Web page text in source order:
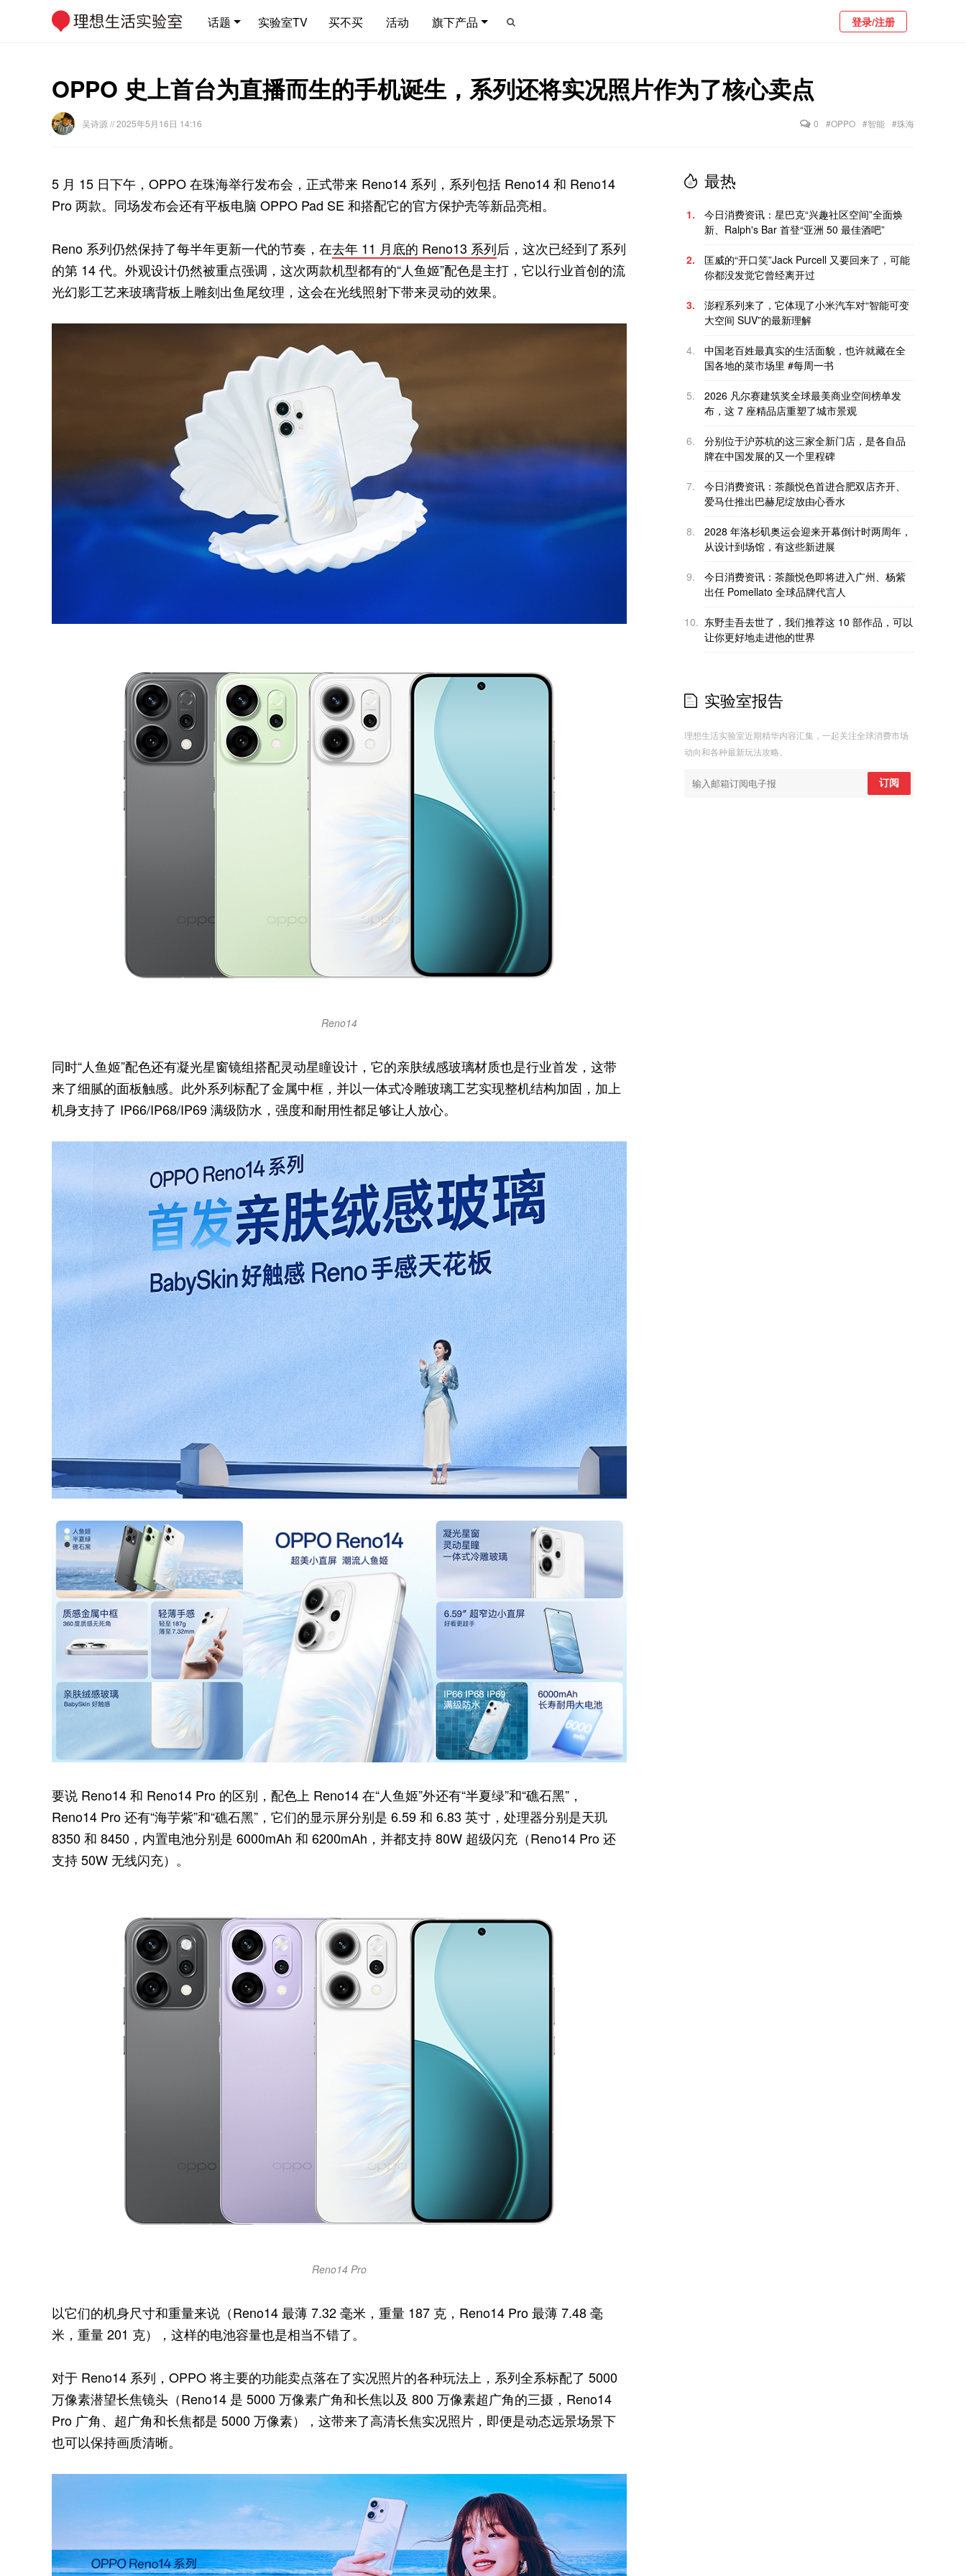
话题 实验室TV 买不买 活动 旗下产品 登录/注册
OPPO 史上首台为直播而生的手机诞生，系列还将实况照片作为了核心卖点
吴诗源 // 2025年5月16日 14:16 0 #OPPO #智能 #珠海
5 月 15 日下午，OPPO 在珠海举行发布会，正式带来 Reno14 系列，系列包括 Reno14 和 Reno14
Pro 两款。同场发布会还有平板电脑 OPPO Pad SE 和搭配它的官方保护壳等新品亮相。
Reno 系列仍然保持了每半年更新一代的节奏，在去年 11 月底的 Reno13 系列后，这次已经到了系列
的第 14 代。外观设计仍然被重点强调，这次两款机型都有的“人鱼姬”配色是主打，它以行业首创的流
光幻影工艺来玻璃背板上雕刻出鱼尾纹理，这会在光线照射下带来灵动的效果。
Reno14
同时“人鱼姬”配色还有凝光星窗镜组搭配灵动星瞳设计，它的亲肤绒感玻璃材质也是行业首发，这带
来了细腻的面板触感。此外系列标配了金属中框，并以一体式冷雕玻璃工艺实现整机结构加固，加上
机身支持了 IP66/IP68/IP69 满级防水，强度和耐用性都足够让人放心。
要说 Reno14 和 Reno14 Pro 的区别，配色上 Reno14 在“人鱼姬”外还有“半夏绿”和“礁石黑”，
Reno14 Pro 还有“海芋紫”和“礁石黑”，它们的显示屏分别是 6.59 和 6.83 英寸，处理器分别是天玑
8350 和 8450，内置电池分别是 6000mAh 和 6200mAh，并都支持 80W 超级闪充（Reno14 Pro 还
支持 50W 无线闪充）。
Reno14 Pro
以它们的机身尺寸和重量来说（Reno14 最薄 7.32 毫米，重量 187 克，Reno14 Pro 最薄 7.48 毫
米，重量 201 克），这样的电池容量也是相当不错了。
对于 Reno14 系列，OPPO 将主要的功能卖点落在了实况照片的各种玩法上，系列全系标配了 5000
万像素潜望长焦镜头（Reno14 是 5000 万像素广角和长焦以及 800 万像素超广角的三摄，Reno14
Pro 广角、超广角和长焦都是 5000 万像素），这带来了高清长焦实况照片，即便是动态远景场景下
也可以保持画质清晰。
最热
1.
今日消费资讯：星巴克“兴趣社区空间”全面焕
新、Ralph's Bar 首登“亚洲 50 最佳酒吧”
2.
匡威的“开口笑”Jack Purcell 又要回来了，可能
你都没发觉它曾经离开过
3.
澎程系列来了，它体现了小米汽车对“智能可变
大空间 SUV”的最新理解
4.
中国老百姓最真实的生活面貌，也许就藏在全
国各地的菜市场里 #每周一书
5.
2026 凡尔赛建筑奖全球最美商业空间榜单发
布，这 7 座精品店重塑了城市景观
6.
分别位于沪苏杭的这三家全新门店，是各自品
牌在中国发展的又一个里程碑
7.
今日消费资讯：茶颜悦色首进合肥双店齐开、
爱马仕推出巴赫尼绽放由心香水
8.
2028 年洛杉矶奥运会迎来开幕倒计时两周年，
从设计到场馆，有这些新进展
9.
今日消费资讯：茶颜悦色即将进入广州、杨紫
出任 Pomellato 全球品牌代言人
10. 东野圭吾去世了，我们推荐这 10 部作品，可以
让你更好地走进他的世界
实验室报告
理想生活实验室近期精华内容汇集，一起关注全球消费市场
动向和各种最新玩法攻略。